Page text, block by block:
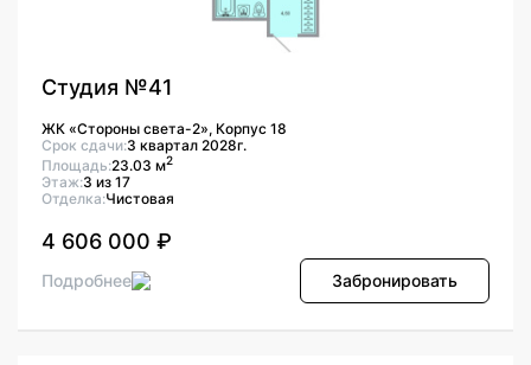
Студия №41
ЖК «Стороны света-2», Корпус 18
Срок сдачи:3 квартал 2028г.
Площадь:23.03 м2
Этаж:3 из 17
Отделка:Чистовая
4 606 000 ₽
Подробнее Забронировать